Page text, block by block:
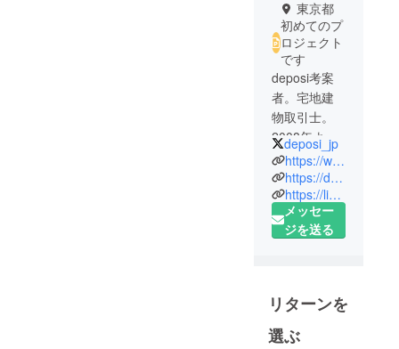
東京都
初めてのプ
ロジェクト
です
deposi考案
者。宅地建
物取引士。
2008年より
経営に携わ
る。犬ほど
神秘的で尊
い生き物は
いないと真
は『deposi
で世の中を
フェアにす
deposi_jp
https://www.deposi.co.jp
https://deposi.jp
https://liseconcerto.com
メッセー
ジを送る
リターンを
選ぶ